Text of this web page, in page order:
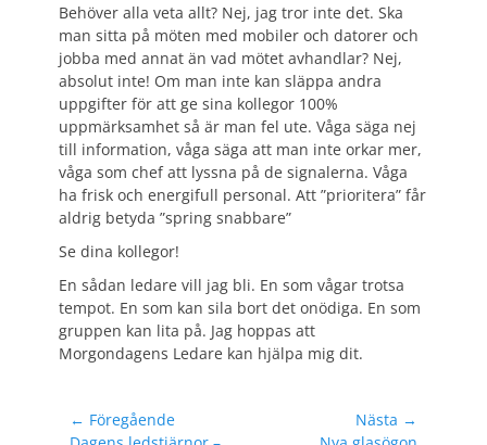
Behöver alla veta allt? Nej, jag tror inte det. Ska
man sitta på möten med mobiler och datorer och
jobba med annat än vad mötet avhandlar? Nej,
absolut inte! Om man inte kan släppa andra
uppgifter för att ge sina kollegor 100%
uppmärksamhet så är man fel ute. Våga säga nej
till information, våga säga att man inte orkar mer,
våga som chef att lyssna på de signalerna. Våga
ha frisk och energifull personal. Att ”prioritera” får
aldrig betyda ”spring snabbare”
Se dina kollegor!
En sådan ledare vill jag bli. En som vågar trotsa
tempot. En som kan sila bort det onödiga. En som
gruppen kan lita på. Jag hoppas att
Morgondagens Ledare kan hjälpa mig dit.
Inläggsnavigering
← Föregående
Föregående
Nästa →